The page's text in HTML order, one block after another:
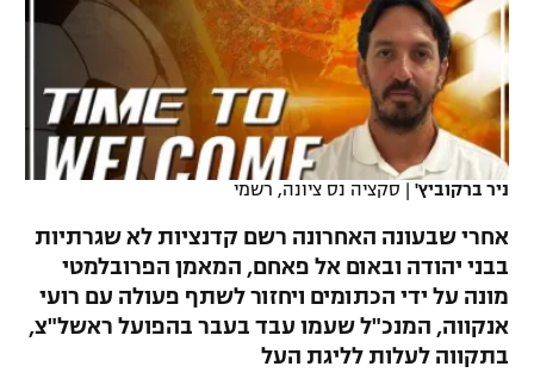
VOD
רץ ברשת
תוצאות
לוח שידורים
נבחרת ישראל
מכבי חיפה
בית"ר ירושלים
מכבי תל אביב
הפועל תל אביב
הפועל חיפה
הפועל באר שבע
ליגה ספרדית
ליגה איטלקית
ליגה צרפתית
ליגה טורקית
ליגה סינית
כדורסל נשים
מכבי תל אביב
הפועל חולון
הפועל ירושלים
דני אבדיה
יורוליג
יורוקאפ
טניס
כדוריד
כדורעף
שחייה
ג'ודו
אגרוף
ניר ברקוביץ' | סקציה נס ציונה, רשמי
אחרי שבעונה האחרונה רשם קדנציות לא שגרתיות
בבני יהודה ובאום אל פאחם, המאמן הפרובלמטי
מונה על ידי הכתומים ויחזור לשתף פעולה עם רועי
אנקווה, המנכ"ל שעמו עבד בעבר בהפועל ראשל"צ,
בתקווה לעלות לליגת העל